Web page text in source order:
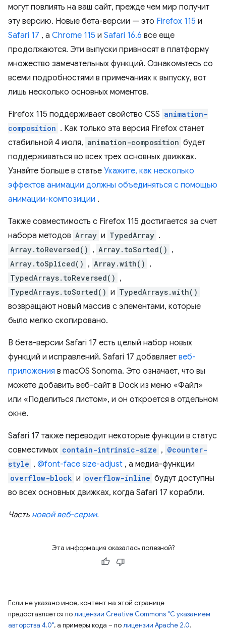
могут повлиять на ваш сайт, прежде чем мир получит
эту версию. Новые бета-версии — это Firefox 115 и
Safari 17 , а Chrome 115 и Safari 16.6 все еще
продолжаются. Эти выпуски привносят в платформу
множество замечательных функций. Ознакомьтесь со
всеми подробностями в примечаниях к выпуску, вот
лишь несколько основных моментов.
Firefox 115 поддерживает свойство CSS animation-
composition . Как только эта версия Firefox станет
стабильной 4 июля, animation-composition будет
поддерживаться во всех трех основных движках.
Узнайте больше в статье Укажите, как несколько
эффектов анимации должны объединяться с помощью
анимации-композиции .
Также совместимость с Firefox 115 достигается за счет
набора методов Array и TypedArray .
Array.toReversed() , Array.toSorted() ,
Array.toSpliced() , Array.with() ,
TypedArrays.toReversed() ,
TypedArrays.toSorted() и TypedArrays.with()
возвращают новый массив с элементами, которые
было мелко скопировано.
В бета-версии Safari 17 есть целый набор новых
функций и исправлений. Safari 17 добавляет веб-
приложения в macOS Sonoma. Это означает, что вы
можете добавить веб-сайт в Dock из меню «Файл»
или «Поделиться листом», и он откроется в отдельном
окне.
Safari 17 также переводит некоторые функции в статус
совместимых contain-intrinsic-size , @counter-
style , @font-face size-adjust , а медиа-функции
overflow-block и overflow-inline будут доступны
во всех основных движках, когда Safari 17 корабли.
Часть новой веб-серии.
Эта информация оказалась полезной?
Если не указано иное, контент на этой странице
предоставляется полицензии Creative Commons "С указанием
авторства 4.0", а примеры кода – полицензии Apache 2.0.